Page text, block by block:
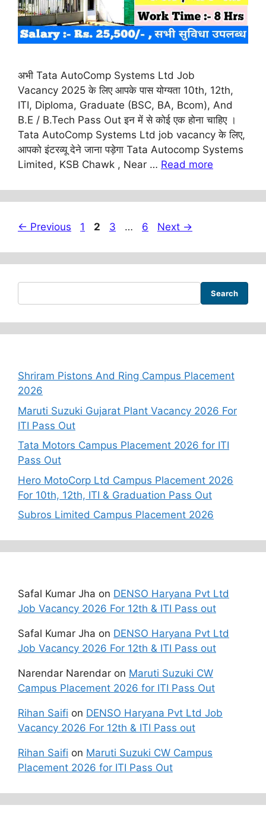
अभी Tata AutoComp Systems Ltd Job
Vacancy 2025 के लिए आपके पास योग्यता 10th, 12th,
ITI, Diploma, Graduate (BSC, BA, Bcom), And
B.E / B.Tech Pass Out इन में से कोई एक होना चाहिए ।
Tata AutoComp Systems Ltd job vacancy के लिए,
आपको इंटरव्यू देने जाना पड़ेगा Tata Autocomp Systems
Limited, KSB Chawk , Near … Read more
← Previous Page
1 Page
2 Page
3 … Page
6 Next →
Search
Shriram Pistons And Ring Campus Placement
2026
Maruti Suzuki Gujarat Plant Vacancy 2026 For
ITI Pass Out
Tata Motors Campus Placement 2026 for ITI
Pass Out
Hero MotoCorp Ltd Campus Placement 2026
For 10th, 12th, ITI & Graduation Pass Out
Subros Limited Campus Placement 2026
Safal Kumar Jha on DENSO Haryana Pvt Ltd
Job Vacancy 2026 For 12th & ITI Pass out
Safal Kumar Jha on DENSO Haryana Pvt Ltd
Job Vacancy 2026 For 12th & ITI Pass out
Narendar Narendar on Maruti Suzuki CW
Campus Placement 2026 for ITI Pass Out
Rihan Saifi on DENSO Haryana Pvt Ltd Job
Vacancy 2026 For 12th & ITI Pass out
Rihan Saifi on Maruti Suzuki CW Campus
Placement 2026 for ITI Pass Out